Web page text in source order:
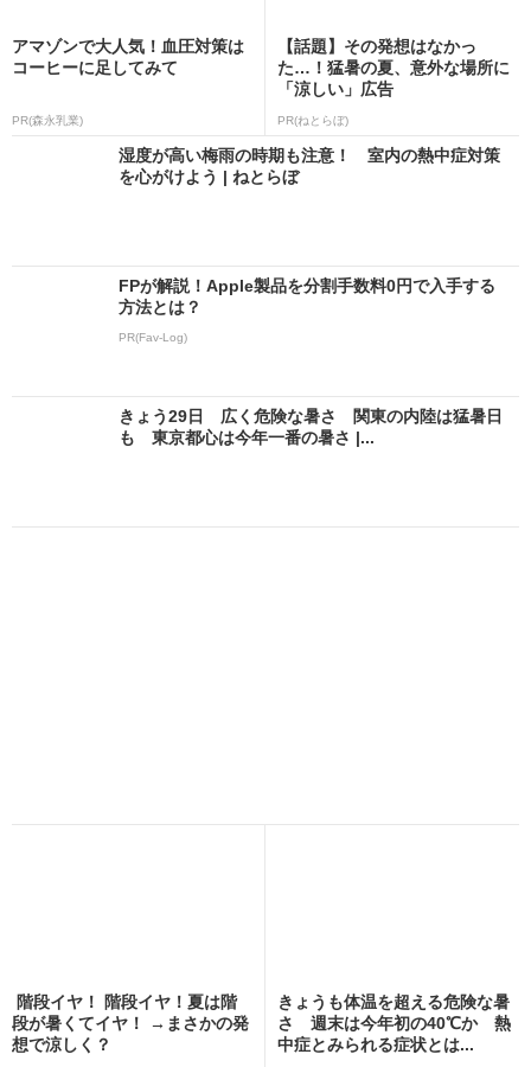
アマゾンで大人気！血圧対策は
コーヒーに足してみて
PR(森永乳業)
【話題】その発想はなかっ
た…！猛暑の夏、意外な場所に
「涼しい」広告
PR(ねとらぼ)
湿度が高い梅雨の時期も注意！ 室内の熱中症対策
を心がけよう | ねとらぼ
FPが解説！Apple製品を分割手数料0円で入手する
方法とは？
PR(Fav-Log)
きょう29日 広く危険な暑さ 関東の内陸は猛暑日
も 東京都心は今年一番の暑さ |...
階段イヤ！ 階段イヤ！夏は階
段が暑くてイヤ！ →まさかの発
想で涼しく？
きょうも体温を超える危険な暑
さ 週末は今年初の40℃か 熱
中症とみられる症状とは...